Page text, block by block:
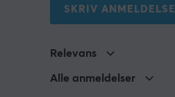
SKRIV ANMELDELSE
Relevans
Alle anmeldelser